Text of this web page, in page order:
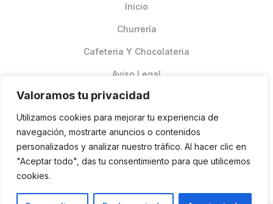
Valoramos tu privacidad
Utilizamos cookies para mejorar tu experiencia de
navegación, mostrarte anuncios o contenidos
personalizados y analizar nuestro tráfico. Al hacer clic en
"Aceptar todo", das tu consentimiento para que utilicemos
cookies.
Inicio
Churrería
Cafeteria Y Chocolateria
Aviso Legal
Pedidos Online Glovo
Contacto